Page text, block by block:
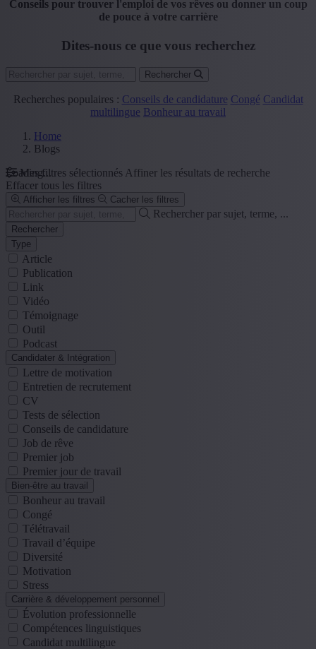
Conseils pour trouver l'emploi de vos rêves ou donner un coup
de pouce à votre carrière
Dites-nous ce que vous recherchez
Rechercher
Recherches populaires : Conseils de candidature Congé Candidat
multilingue Bonheur au travail
Home
Blogs
Loading...
Mes filtres sélectionnés Affiner les résultats de recherche
Effacer tous les filtres
Afficher les filtres Cacher les filtres
Rechercher par sujet, terme, ...
Rechercher
Type
Article
Publication
Link
Vidéo
Témoignage
Outil
Podcast
Candidater & Intégration
Lettre de motivation
Entretien de recrutement
CV
Tests de sélection
Conseils de candidature
Job de rêve
Premier job
Premier jour de travail
Bien-être au travail
Bonheur au travail
Congé
Télétravail
Travail d’équipe
Diversité
Motivation
Stress
Carrière & développement personnel
Évolution professionnelle
Compétences linguistiques
Candidat multilingue